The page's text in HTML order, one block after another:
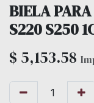
BIELA
S220 S250
$ 5,153.58